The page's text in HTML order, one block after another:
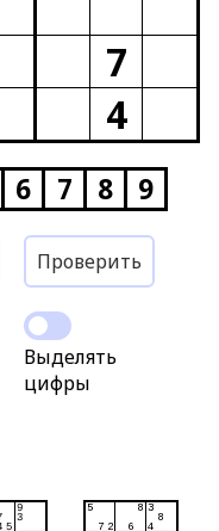
7
4
6 7 8 9
Проверить
Выделять
цифры